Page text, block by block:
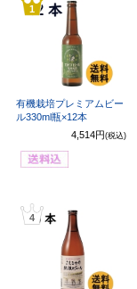
1
有機栽培プレミアムビー
ル330ml瓶×12本
4,514円 (税込)
4